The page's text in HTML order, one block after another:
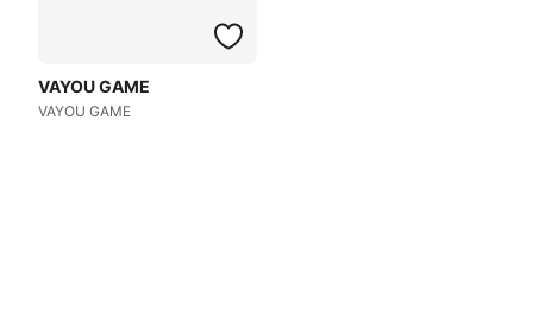
VAYOU GAME
VAYOU GAME